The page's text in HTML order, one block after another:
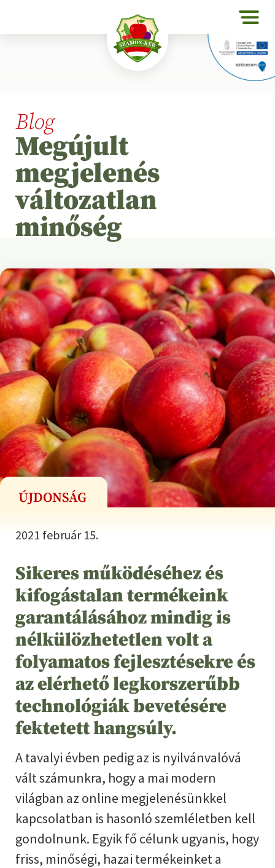
Blog
Megújult
megjelenés
változatlan
minőség
ÚJDONSÁG
2021 február 15.
Sikeres működéséhez és
kifogástalan termékeink
garantálásához mindig is
nélkülözhetetlen volt a
folyamatos fejlesztésekre és
az elérhető legkorszerűbb
technológiák bevetésére
fektetett hangsúly.
A tavalyi évben pedig az is nyilvánvalóvá
vált számunkra, hogy a mai modern
világban az online megjelenésünkkel
kapcsolatban is hasonló szemléletben kell
gondolnunk. Egyik fő célunk ugyanis, hogy
friss, minőségi, hazai termékeinket a